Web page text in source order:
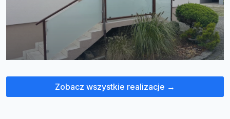
Zobacz wszystkie realizacje →